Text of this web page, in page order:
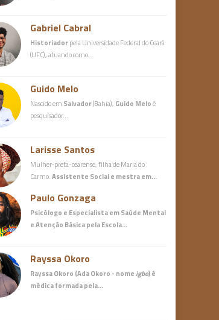
Gabriel Cabral
Historiadorpela Universidade Federal do Ceará
(UFC), atuando como…
Guido Melo
Nascido em Salvador(Bahia), Guido Meloé
pesquisador…
Larisse Santos
Mulher-preta-cearense, filha de Maria do
Carmo.Assistente Social e mestra em…
Paulo Gonzaga
Psicólogo e Especialista em Saúde Mental
e Atenção Básicapela Escola…
Rayssa Okoro
Rayssa Okoro (Ada Okoro - nome igbo) é
médicaformada pela…